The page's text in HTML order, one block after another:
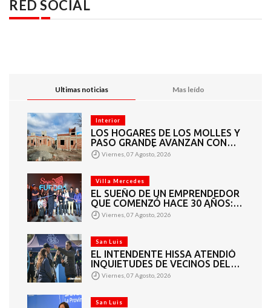
RED SOCIAL
Ultimas noticias Mas leído
Interior
LOS HOGARES DE LOS MOLLES Y
PASO GRANDE AVANZAN CON
MAMPOSTERÍA E
INSTALACIONES
Viernes, 07 Agosto, 2026
Villa Mercedes
EL SUEÑO DE UN EMPRENDEDOR
QUE COMENZÓ HACE 30 AÑOS:
SUPER EUROPA INAUGURÓ SU
CUARTA SUCURSAL EN VILLA
Viernes, 07 Agosto, 2026
San Luis
EL INTENDENTE HISSA ATENDIÓ
INQUIETUDES DE VECINOS DEL
BARRIO AMPPARE
Viernes, 07 Agosto, 2026
San Luis